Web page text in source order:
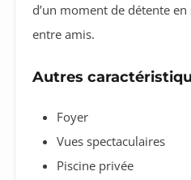
d’un moment de détente
entre amis.
Autres
Foyer
Vues spectaculaires
Piscine privée